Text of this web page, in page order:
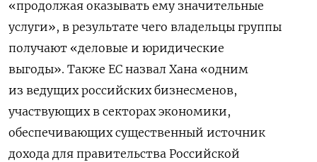
«продолжая оказывать ему значительные
услуги», в результате чего владельцы группы
получают «деловые и юридические
выгоды». Также ЕС назвал Хана «одним
из ведущих российских бизнесменов,
участвующих в секторах экономики,
обеспечивающих существенный источник
дохода для правительства Российской